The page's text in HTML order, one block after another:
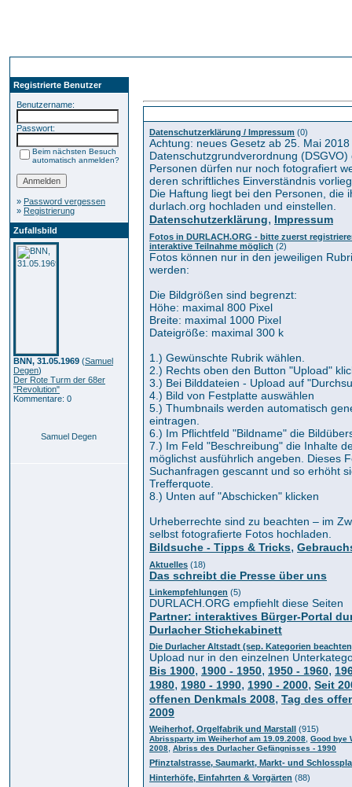
Registrierte Benutzer
Benutzername:
Passwort:
Beim nächsten Besuch
automatisch anmelden?
» Password vergessen
» Registrierung
Zufallsbild
BNN, 31.05.1969 (Samuel
Degen)
Der Rote Turm der 68er
"Revolution"
Kommentare: 0
Samuel Degen
Datenschutzerklärung / Impressum (0)
Achtung: neues Gesetz ab 25. Mai 2018
Datenschutzgrundverordnung (DSGVO)
Personen dürfen nur noch fotografiert
deren schriftliches Einverständnis
Die Haftung liegt bei den Personen, die
durlach.org hochladen und einstellen.
Datenschutzerklärung, Impressum
Fotos in DURLACH.ORG - bitte zuerst
interaktive Teilnahme möglich (2)
Fotos können nur in den jeweiligen
werden:
Die Bildgrößen sind begrenzt:
Höhe: maximal 800 Pixel
Breite: maximal 1000 Pixel
Dateigröße: maximal 300 k
1.) Gewünschte Rubrik wählen.
2.) Rechts oben den Button "Upload"
3.) Bei Bilddateien - Upload auf
4.) Bild von Festplatte auswählen
5.) Thumbnails werden automatisch
eintragen.
6.) Im Pflichtfeld "Bildname" die
7.) Im Feld "Beschreibung" die Inhalte
möglichst ausführlich angeben. Dieses
Suchanfragen gescannt und so erhöht
Trefferquote.
8.) Unten auf "Abschicken" klicken
Urheberrechte sind zu beachten – im
selbst fotografierte Fotos hochladen.
Bildsuche - Tipps & Tricks,
Aktuelles (18)
Das schreibt die Presse über uns
Linkempfehlungen (5)
DURLACH.ORG empfiehlt diese Seiten
Partner: interaktives Bürger-Portal
Durlacher Stichekabinett
Die Durlacher Altstadt (sep. Kategorien
Upload nur in den einzelnen
Bis 1900, 1900 - 1950, 1950 - 1960,
1980, 1980 - 1990, 1990 - 2000, Seit
offenen Denkmals 2008, Tag des
2009
Weiherhof, Orgelfabrik und Marstall (915)
Abrissparty im Weiherhof am 19.09.2008 Good bye
2008 Abriss des Durlacher Gefängnisses - 1990
Pfinztalstrasse, Saumarkt, Markt- und
Hinterhöfe, Einfahrten & Vorgärten (88)